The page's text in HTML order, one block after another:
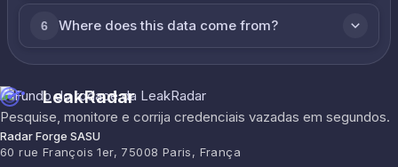
6 Where does this data come from?
LeakRadar
Pesquise, monitore e corrija credenciais vazadas em segundos.
Radar Forge SASU
60 rue François 1er, 75008 Paris, França